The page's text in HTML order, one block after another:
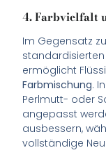
4. Farbvielfalt
Im Gegensatz
ermöglicht
Farbmischung.
Perlmutt- oder
angepasst
ausbessern,
vollständige